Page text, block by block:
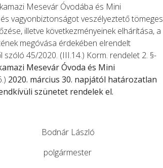
Mesevár Óvodába és Mini
vagyonbiztonságot veszélyeztető tömeges
illetve következményeinek elhárítása, a
megóvása érdekében elrendelt
45/2020. (III.14.) Korm. rendelet 2. §-
Mesevár Óvoda és Mini
2020. március 30. napjától határozatlan
szünetet rendelek el.